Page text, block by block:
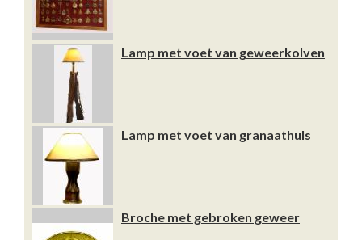
Lamp met voet van geweerkolven
Lamp met voet van granaathuls
Broche met gebroken geweer